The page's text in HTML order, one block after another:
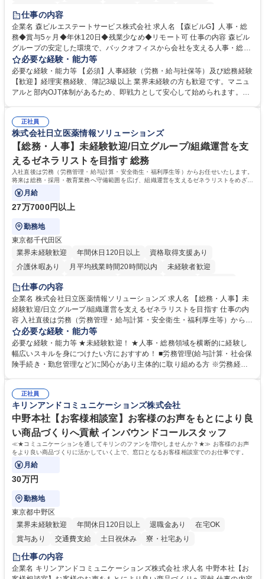
経験者歓迎
完全週休2日制
交通費支給 長期歓迎 駅近5分以内 土日祝休み
仕事の内容
企業名 森ビルエステートサービス株式会社 求人名 【森ビルG】人事・総
務◆賞与5ヶ月◆年休120日◆残業少なめ◆リモート可 仕事の内容 森ビル
グループの安定した環境で、バックオフィスから会社を支える人事・総務
をお任せします。 労務と総務の業務をバランスよく担当し、ゆくゆくは制
度改定などのコア業務にも挑戦できる、やりがいある環境です。 ■勤怠管
理、給与計算、社会保険手続き、年末調整等の労務管理全般 ■入退社手続
き、社内規定の改定や人事制度改定などのコア業務 ■社内イベントの企画
でも質問・相談できる環境が整っているため、安心して成長できます。 募
集職種 【森ビルG】人事・総務◆賞与5ヶ月◆年休120日◆残業少なめ◆
リモート可
必要な経験・能力等
必要な経験・能力等 【必須】人事経験（労務・給与社保等）及び総務経験
【歓迎】経理実務経験、簿記3級以上 業界未経験の方も歓迎です。マニュ
アルと部内OJT体制があるため、即戦力として安心して始められます。
務に挑戦できるため、自身の成長と組織への貢献度をダイレクトに実感で
きます。 残業少なめ、週1日リモート可など、ワークライフバランスを保
ち長期活躍できる環境です。 「これまでの幅広い経験を活かし、長期的な
キャリアを築きたい」という前向きな意欲と挑戦を全力で応援します。 学
歴・資格 学歴：大学院 大学 高専 短大 専修学校 高校 語学力： 資格：日商
簿記検定1級 日商簿記検定2級 日商簿記検定3級
正社員
株式会社日立医薬情報ソリューションズ
【総務・人事】未経験歓迎/日立グループ/組織運営を支
えるゼネラリストを目指す 総務
入社直後は労務（労務管理・給与計算・安全衛生・福利厚生等）からお任せいたします。
将来は総務・採用・教育業務へ守備範囲を広げ、組織運営を支えるゼネラリストをめざせ
ます。
月給
27万7000円以上
勤務地
東京都千代田区
業界未経験歓迎
年間休日120日以上
資格取得支援あり
介護休暇あり
月平均残業時間20時間以内
未経験者歓迎
住宅手当あり
育休あり
完全週休2日制 交通費支給 土日祝休み 寮・社宅あり
仕事の内容
企業名 株式会社日立医薬情報ソリューションズ 求人名 【総務・人事】未
経験歓迎/日立グループ/組織運営を支えるゼネラリストを目指す 仕事の内
容 入社直後は労務（労務管理・給与計算・安全衛生・福利厚生等）からお
任せいたします。将来は総務・採用・教育業務へ守備範囲を広げ、組織運
営を支えるゼネラリストをめざせます。 ・初期業務：労働時間管理、給与
計算、社会保険対応、福利厚生管理、安全衛生、健康経営推進等をお任せ
します。ご経験に応じて、休職者管理など、幅広く経験を積んでいただき
幅広く経験を積みたい意欲がある方に最適な環境です。 募集職種 【総
務・人事】未経験歓迎/日立グループ/組織運営を支えるゼネラリストを目
指す
必要な経験・能力等
必要な経験・能力等 ★未経験歓迎！ ★人事・総務領域を横断的に経験し
幅広いスキルを身につけたい方におすすめ！ ■労務管理(給与計算・社会保
険手続き・勤怠管理など)に関心があり主体的に取り組める方 ※労務経験
のご経験 ■労務管理（給与計算・社会保険手続き・勤怠管理など）の経験
■衛生管理者の資格をお持ちの方 学歴・資格 学歴：大学院 大学 高専 短大
専修学校 高校 語学力： 資格：
正社員
キリンアンドコミュニケーションズ株式会社
中野本社【お客様相談室】お客様のお声をもとにより良
い商品づくりへ貢献 インバウンドコールスタッフ
≪★コミュニケーションを通してキリンのファンを増やしませんか？★≫ お客様のお声
をより良い商品づくりに活かしていく上で、窓口となるお客様相談室でのお仕事です。
月給
30万円
勤務地
東京都中野区
業界未経験歓迎
年間休日120日以上 退職金あり
在宅OK
賞与あり
交通費支給 土日祝休み 寮・社宅あり
仕事の内容
企業名 キリンアンドコミュニケーションズ株式会社 求人名 中野本社【お